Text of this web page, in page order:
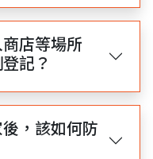
店等場所
記？
，該如何防